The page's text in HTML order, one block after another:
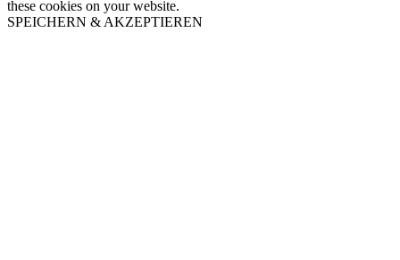
these cookies on your website.
SPEICHERN & AKZEPTIEREN